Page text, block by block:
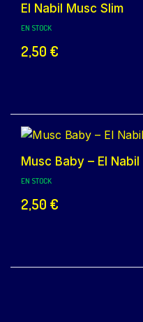
El Nabil Musc Slim
EN STOCK
2,50 €
Musc Baby – El Nabil
EN STOCK
2,50 €